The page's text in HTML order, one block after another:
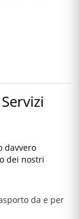
davvero
dei nostri
da e per